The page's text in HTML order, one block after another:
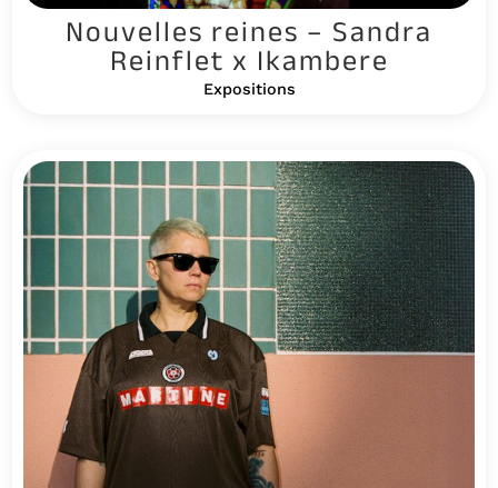
Nouvelles reines – Sandra
Reinflet x Ikambere
Expositions